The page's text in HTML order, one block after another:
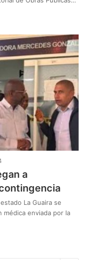
a
La Guaira se
médica enviada por la